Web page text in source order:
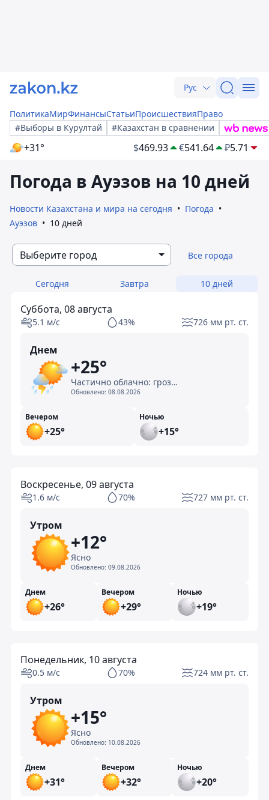
Рус
ПолитикаМирФинансыСтатьиПроисшествияПраво
#Выборы в Курултай
#Казахстан в сравнении
+31° $469.93 €541.64 ₽5.71
Погода в Ауэзов на 10 дней
Новости Казахстана и мира на сегодня
Погода
Ауэзов
10 дней
Выберите город Все города
Сегодня Завтра 10 дней
Суббота, 08 августа
5.1 м/с 43% 726 мм рт. ст.
Днем
+25°
Частично облачно: гроза с дождем
Обновлено: 08.08.2026
Вечером
+25°
Ночью
+15°
Воскресенье, 09 августа
1.6 м/с 70% 727 мм рт. ст.
Утром
+12°
Ясно
Обновлено: 09.08.2026
Днем
+26°
Вечером
+29°
Ночью
+19°
Понедельник, 10 августа
0.5 м/с 70% 724 мм рт. ст.
Утром
+15°
Ясно
Обновлено: 10.08.2026
Днем
+31°
Вечером
+32°
Ночью
+20°